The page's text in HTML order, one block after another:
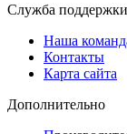
Служба поддержки
Наша
Контакты
Карта сайта
Дополнительно